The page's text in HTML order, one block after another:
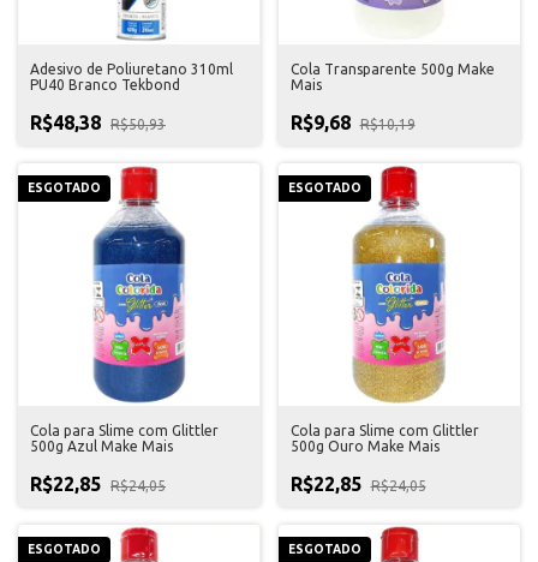
Adesivo de Poliuretano 310ml
PU40 Branco Tekbond
R$48,38 R$50,93
Cola Transparente 500g Make
Mais
R$9,68 R$10,19
ESGOTADO
Cola para Slime com Glittler
500g Azul Make Mais
R$22,85 R$24,05
ESGOTADO
Cola para Slime com Glittler
500g Ouro Make Mais
R$22,85 R$24,05
ESGOTADO ESGOTADO